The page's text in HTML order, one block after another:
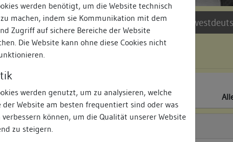
werden benötigt, um die Website technisch
machen, indem sie Kommunikation mit dem
Zugriff auf sichere Bereiche der Website
Die Website kann ohne diese Cookies nicht
werden genutzt, um zu analysieren, welche
der Website am besten frequentiert sind oder was
verbessern können, um die Qualität unserer Website
zu steigern.
Suche Freie Bauforscher:innen